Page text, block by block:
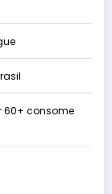
60+ consome